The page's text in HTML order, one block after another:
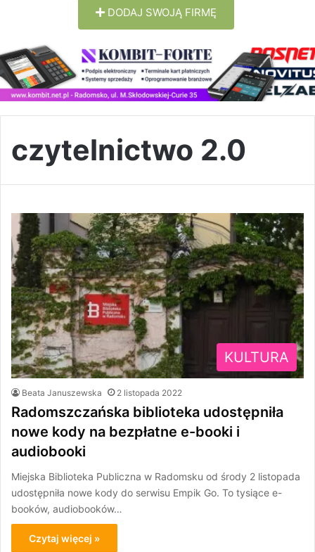
DODAJ SWOJĄ FIRMĘ
czytelnictwo 2.0
KULTURA
Beata Januszewska 2 listopada 2022
Radomszczańska biblioteka udostępniła
nowe kody na bezpłatne e-booki i
audiobooki
Miejska Biblioteka Publiczna w Radomsku od środy 2 listopada
udostępniła nowe kody do serwisu Empik Go. To tysiące e-
booków, audiobooków…
Czytaj więcej »